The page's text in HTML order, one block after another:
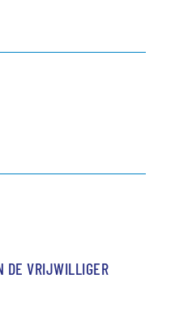
DE VRIJWILLIGER